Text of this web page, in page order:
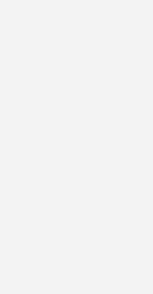
Rostfrei erfüllen
der
Stahl verleihen
folgen jeder
Sichtschutz
zugleich zu
Spannschloss